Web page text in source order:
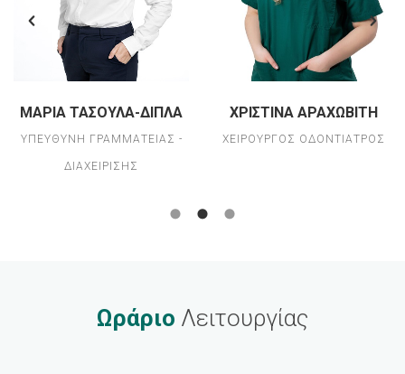
ΜΑΡΊΑ ΤΑΣΟΎΛΑ-ΔΊΠΛΑ
ΥΠΕΎΘΥΝΗ ΓΡΑΜΜΑΤΕΊΑΣ -
ΔΙΑΧΕΊΡΙΣΗΣ
ΧΡΙΣΤΊΝΑ ΑΡΑΧΩΒΊΤΗ
ΧΕΙΡΟΥΡΓΌΣ ΟΔΟΝΤΊΑΤΡΟΣ
Ωράριο Λειτουργίας